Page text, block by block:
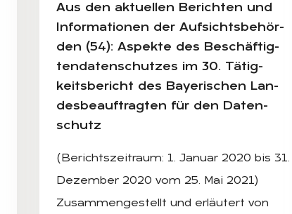
Aus den ak­tu­el­len Be­rich­ten und
In­for­ma­tio­nen der Auf­sichts­be­hör­
den (54): As­pek­te des Be­schäf­tig­
ten­da­ten­schut­zes im 30. Tä­tig­
keits­be­richt des Baye­ri­schen Lan­
des­be­auf­trag­ten für den Da­ten­
schutz
(Berichtszeitraum: 1. Januar 2020 bis 31.
Dezember 2020 vom 25. Mai 2021)
Zusammengestellt und erläutert von